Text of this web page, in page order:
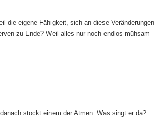
die eigene Fähigkeit, sich an diese Veränderungen
zu Ende? Weil alles nur noch endlos mühsam
stockt einem der Atmen. Was singt er da? …